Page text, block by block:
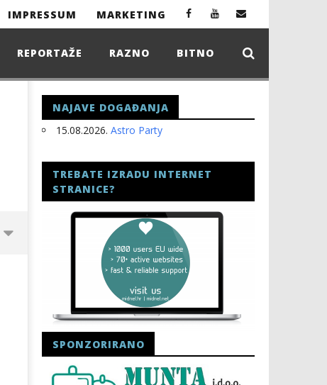
IMPRESSUM MARKETING
REPORTAŽE RAZNO BITNO
NAJAVE DOGAĐANJA
15.08.2026. Astro Party
TREBATE IZRADU INTERNET
STRANICE?
SPONZORIRANO